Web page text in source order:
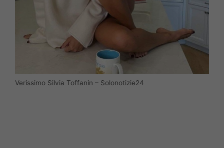
Verissimo Silvia Toffanin – Solonotizie24